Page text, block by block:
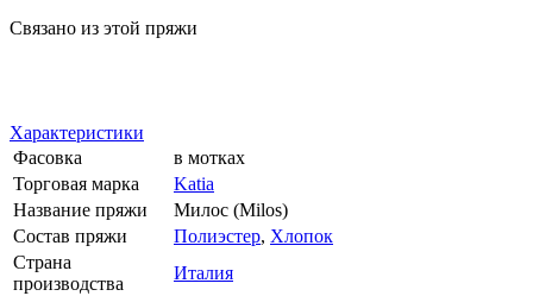
Связано из этой пряжи
Характеристики
Фасовка
в мотках
Торговая марка
Katia
Название пряжи
Милос (Milos)
Состав пряжи
Полиэстер, Хлопок
Страна
производства
Италия